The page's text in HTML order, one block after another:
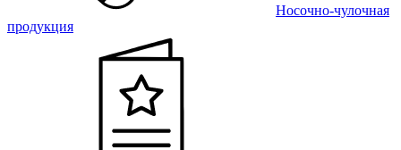
Носочно-чулочная
продукция